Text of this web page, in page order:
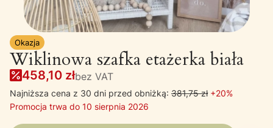
Okazja
Wiklinowa szafka etażerka biała
458,10 złbez VAT
Najniższa cena z 30 dni przed obniżką: 381,75 zł +20%
Promocja trwa do 10 sierpnia 2026